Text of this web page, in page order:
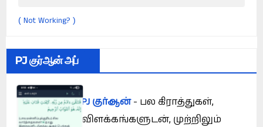
( Not Working? )
PJ குர்ஆன் அப்
PJ குர்ஆன்- பல கிராத்துகள்,
விளக்கங்களுடன், முற்றிலும்